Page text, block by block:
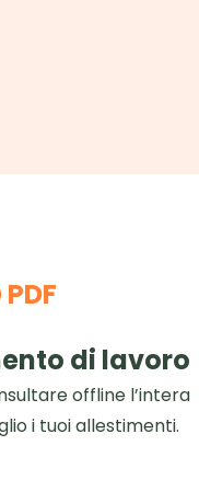
di lavoro
offline l’intera
i tuoi allestimenti.